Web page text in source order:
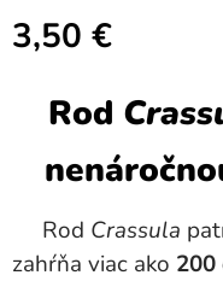
3,50 €
Rod
Rod Crassula
zahŕňa viac ako